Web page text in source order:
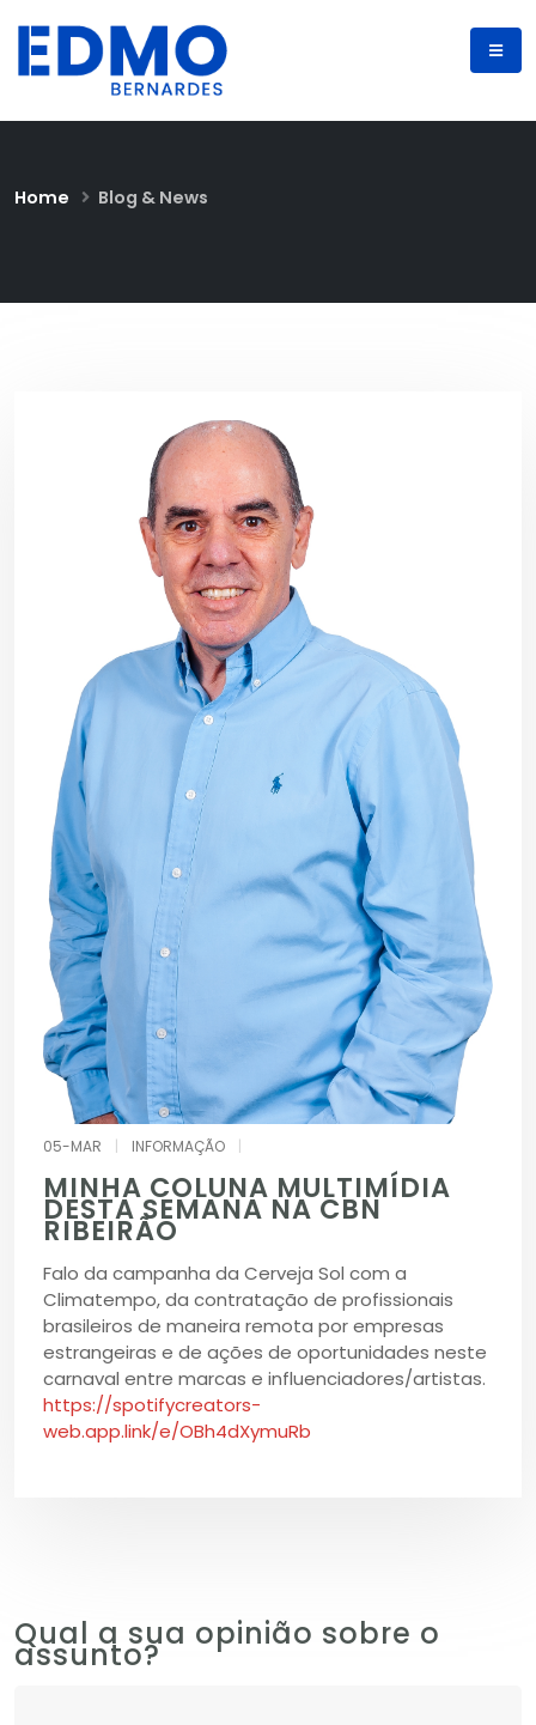
Home Blog & News
05-MAR INFORMAÇÃO
MINHA COLUNA MULTIMÍDIA
DESTA SEMANA NA CBN
RIBEIRÃO
Falo da campanha da Cerveja Sol com a
Climatempo, da contratação de profissionais
brasileiros de maneira remota por empresas
estrangeiras e de ações de oportunidades neste
carnaval entre marcas e influenciadores/artistas.
https://spotifycreators-
web.app.link/e/OBh4dXymuRb
Qual a sua opinião sobre o
assunto?